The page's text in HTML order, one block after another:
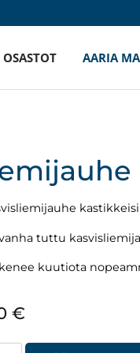
OSASTOT AARIA
tuttu
kuutiota
€